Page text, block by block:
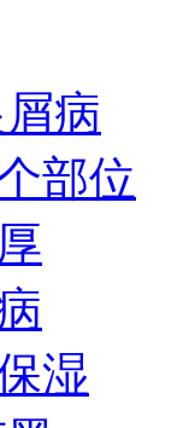
病
部位
湿